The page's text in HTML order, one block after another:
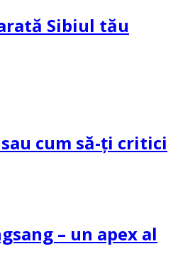
Sibiul tău
cum să-ți critici
– un apex al